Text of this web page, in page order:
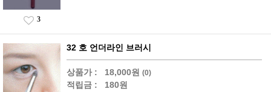
3
32 호 언더라인 브러시
상품가 : 18,000원 (0)
적립금 : 180원